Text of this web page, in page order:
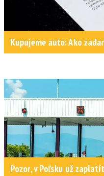
Kupujeme auto: Ako
Pozor, v Poľsku už